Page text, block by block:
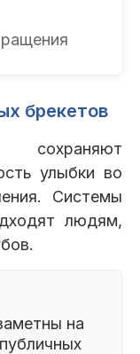
брекетов
улыбки во
Системы
людям,
на